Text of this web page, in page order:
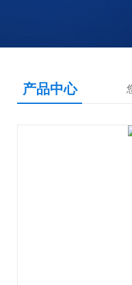
产品中心